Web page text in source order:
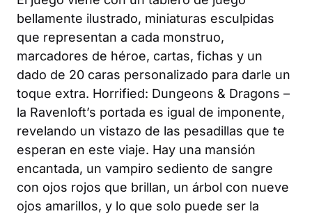
bellamente ilustrado, miniaturas esculpidas
que representan a cada monstruo,
marcadores de héroe, cartas, fichas y un
dado de 20 caras personalizado para darle un
toque extra. Horrified: Dungeons & Dragons –
la Ravenloft’s portada es igual de imponente,
revelando un vistazo de las pesadillas que te
esperan en este viaje. Hay una mansión
encantada, un vampiro sediento de sangre
con ojos rojos que brillan, un árbol con nueve
ojos amarillos, y lo que solo puede ser la